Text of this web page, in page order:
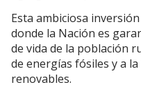
Esta ambiciosa
donde la Nación es
de vida de la población
de energías fósiles y a
renovables.